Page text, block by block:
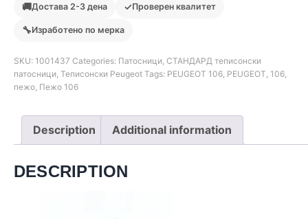
🚚Достава 2-3 дена ✓Проверен квалитет
🔧Изработено по мерка
SKU: 1001437 Categories: Патосници, СТАНДАРД теписонски
патосници, Теписонски Peugeot Tags: PEUGEOT 106, PEUGEOT, 106,
пежо, Пежо 106
Description Additional information
DESCRIPTION